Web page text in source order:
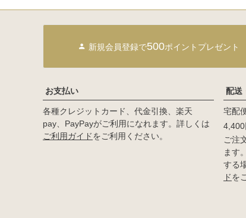
新規会員登録で500ポイントプレゼント
お支払い
各種クレジットカード、代金引換、楽天
pay、PayPayがご利用になれます。詳しくは
ご利用ガイドをご利用ください。
配送
宅配
ご注
ます
する
ドを